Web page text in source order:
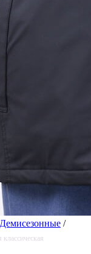
Демисезонные /